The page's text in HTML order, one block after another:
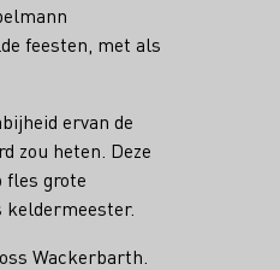
feesten, met als
ervan de
zou heten. Deze
fles grote
keldermeester.
Wackerbarth.